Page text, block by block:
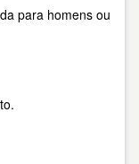
para homens ou